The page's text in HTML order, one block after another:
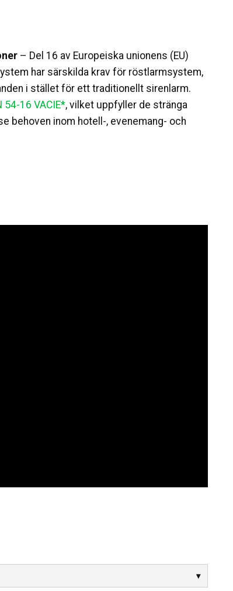
– Del 16 av Europeiska unionens (EU)
har särskilda krav för röstlarmsystem,
i stället för ett traditionellt sirenlarm.
54-16 VACIE*, vilket uppfyller de stränga
behoven inom hotell-, evenemang- och